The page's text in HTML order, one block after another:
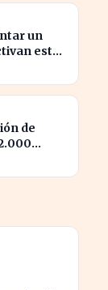
un
estos
de